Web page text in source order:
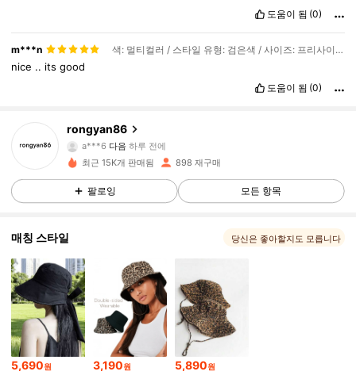
도움이 됨 (0)
m***n 색: 멀티컬러 / 스타일 유형: 검은색 / 사이즈: 프리사이즈
nice .. itsgood
도움이 됨 (0)
rongyan86
a***6 다음 하루 전에
4.83 378 팔로워
4.83 378 팔로워
최근 15K개 판매됨 898 재구매
팔로잉 모든 항목
매칭 스타일 당신은 좋아할지도 모릅니다
5,690원 3,190원 5,890원